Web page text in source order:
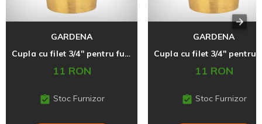
GARDENA
Cupla cu filet 3/4'' pentru furtun 1/2"
11 RON
Stoc Furnizor
GARDENA
11 RON
Stoc Furnizor